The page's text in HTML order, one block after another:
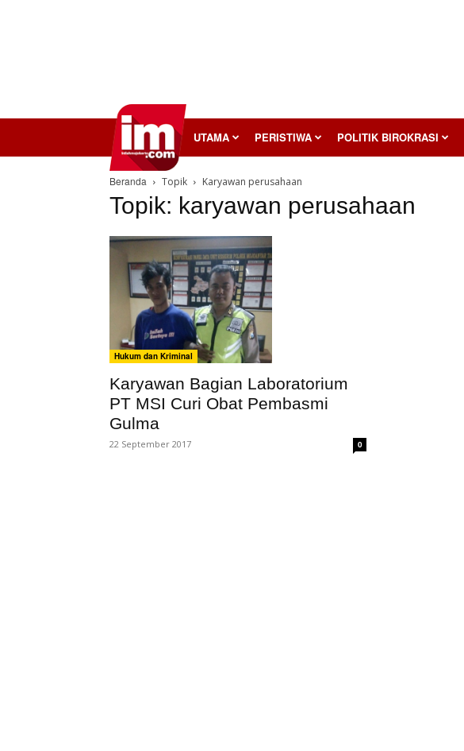
InilahMojokerto UTAMA PERISTIWA POLITIK BIROKRASI
Beranda Topik Karyawan perusahaan
Topik: karyawan perusahaan
Hukum dan Kriminal
Karyawan Bagian Laboratorium
PT MSI Curi Obat Pembasmi
Gulma
22 September 2017 0